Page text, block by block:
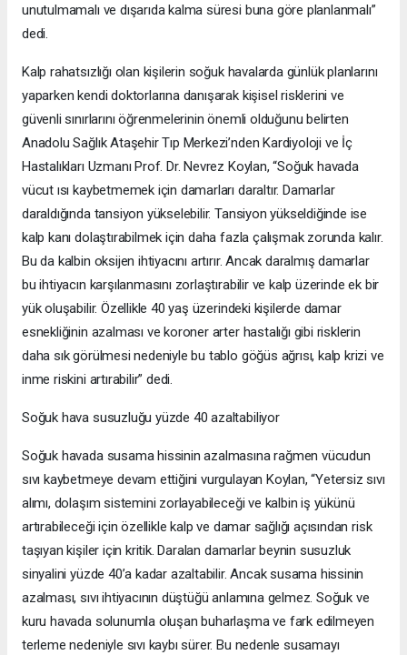
unutulmamalı ve dışarıda kalma süresi buna göre planlanmalı”
dedi.
Kalp rahatsızlığı olan kişilerin soğuk havalarda günlük planlarını
yaparken kendi doktorlarına danışarak kişisel risklerini ve
güvenli sınırlarını öğrenmelerinin önemli olduğunu belirten
Anadolu Sağlık Ataşehir Tıp Merkezi’nden Kardiyoloji ve İç
Hastalıkları Uzmanı Prof. Dr. Nevrez Koylan, “Soğuk havada
vücut ısı kaybetmemek için damarları daraltır. Damarlar
daraldığında tansiyon yükselebilir. Tansiyon yükseldiğinde ise
kalp kanı dolaştırabilmek için daha fazla çalışmak zorunda kalır.
Bu da kalbin oksijen ihtiyacını artırır. Ancak daralmış damarlar
bu ihtiyacın karşılanmasını zorlaştırabilir ve kalp üzerinde ek bir
yük oluşabilir. Özellikle 40 yaş üzerindeki kişilerde damar
esnekliğinin azalması ve koroner arter hastalığı gibi risklerin
daha sık görülmesi nedeniyle bu tablo göğüs ağrısı, kalp krizi ve
inme riskini artırabilir” dedi.
Soğuk hava susuzluğu yüzde 40 azaltabiliyor
Soğuk havada susama hissinin azalmasına rağmen vücudun
sıvı kaybetmeye devam ettiğini vurgulayan Koylan, “Yetersiz sıvı
alımı, dolaşım sistemini zorlayabileceği ve kalbin iş yükünü
artırabileceği için özellikle kalp ve damar sağlığı açısından risk
taşıyan kişiler için kritik. Daralan damarlar beynin susuzluk
sinyalini yüzde 40’a kadar azaltabilir. Ancak susama hissinin
azalması, sıvı ihtiyacının düştüğü anlamına gelmez. Soğuk ve
kuru havada solunumla oluşan buharlaşma ve fark edilmeyen
terleme nedeniyle sıvı kaybı sürer. Bu nedenle susamayı